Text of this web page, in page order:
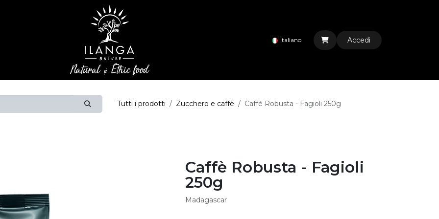
Italiano Accedi
Tutti i prodotti Zucchero e caffè Caffè Robusta - Fagioli 250g
Caffè Robusta - Fagioli
250g
Madagascar